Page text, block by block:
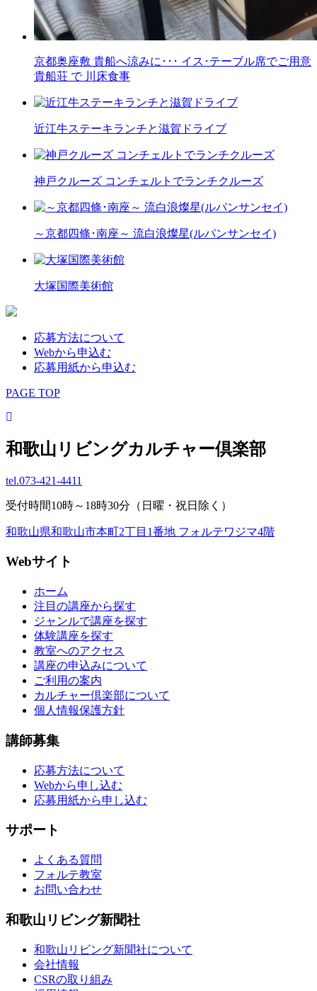
京都奥座敷 貴船へ涼みに･･･ イス･テーブル席でご用意
貴船荘 で 川床食事
近江牛ステーキランチと滋賀ドライブ
神戸クルーズ コンチェルトでランチクルーズ
～京都四條･南座～ 流白浪燦星(ルパンサンセイ)
大塚国際美術館
応募方法について
Webから申込む
応募用紙から申込む
PAGE TOP
和歌山リビングカルチャー倶楽部
tel.073-421-4411
受付時間10時～18時30分（日曜・祝日除く）
和歌山県和歌山市本町2丁目1番地 フォルテワジマ4階
Webサイト
ホーム
注目の講座から探す
ジャンルで講座を探す
体験講座を探す
教室へのアクセス
講座の申込みについて
ご利用の案内
カルチャー倶楽部について
個人情報保護方針
講師募集
応募方法について
Webから申し込む
応募用紙から申し込む
サポート
よくある質問
フォルテ教室
お問い合わせ
和歌山リビング新聞社
和歌山リビング新聞社について
会社情報
CSRの取り組み